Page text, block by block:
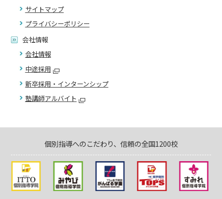
サイトマップ
プライバシーポリシー
会社情報
会社情報
中途採用
新卒採用・インターンシップ
塾講師アルバイト
個別指導へのこだわり、信頼の全国1200校